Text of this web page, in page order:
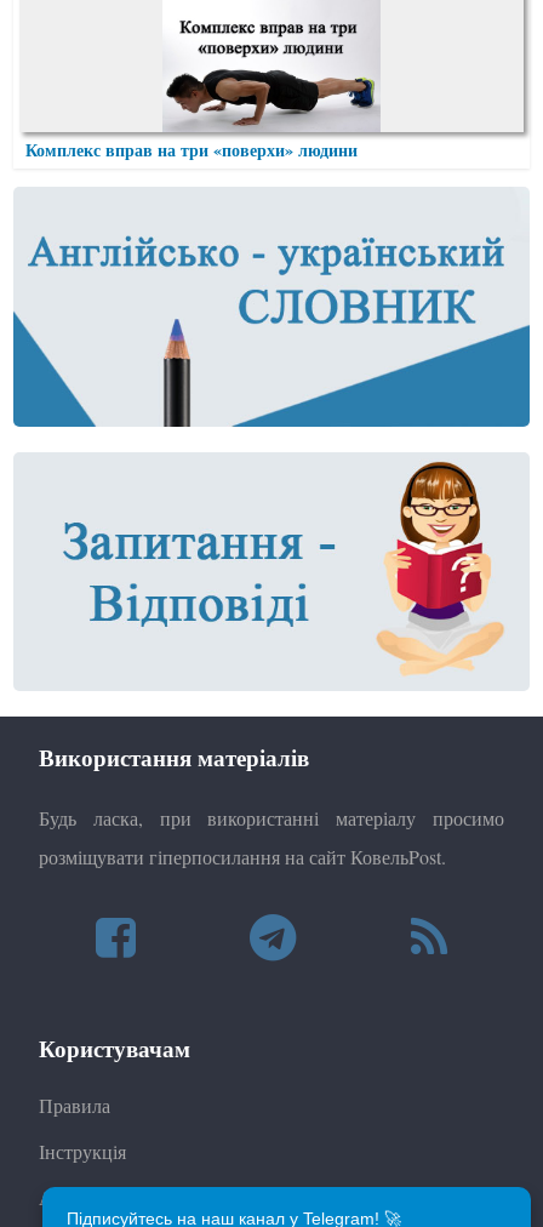
Комплекс вправ на три «поверхи» людини
Використання матеріалів
Будь ласка, при використанні матеріалу просимо
розміщувати гіперпосилання на сайт КовельPost.
Користувачам
Правила
Інструкція
Автори
Підписуйтесь на наш канал у Telegram! 🚀